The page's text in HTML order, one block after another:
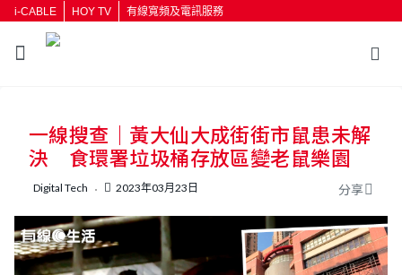
i-CABLE HOY TV 有線寬頻及電訊服務
按輸入鍵開始搜尋
一線搜查｜黃大仙大成街街市鼠患未解
決 食環署垃圾桶存放區變老鼠樂園
Digital Tech 2023年03月23日 分享